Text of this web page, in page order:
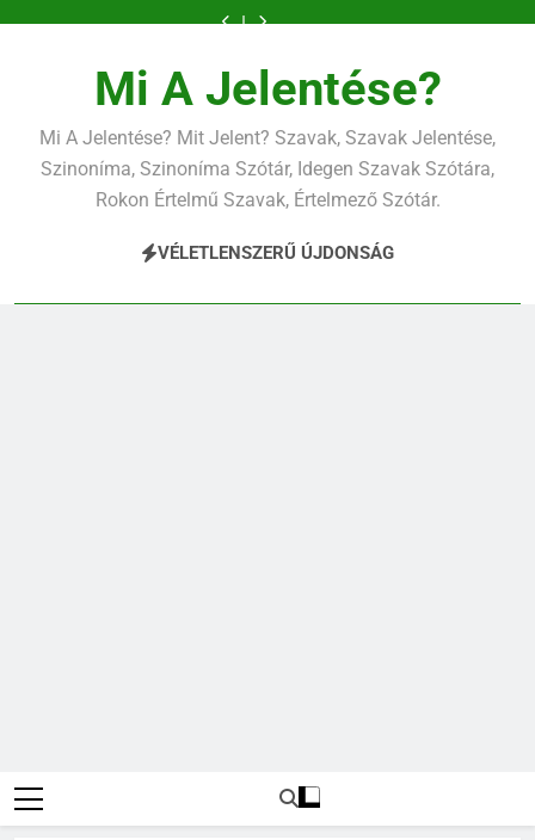
Mi A Jelentése?
Mi A Jelentése? Mit Jelent? Szavak, Szavak Jelentése,
Szinoníma, Szinoníma Szótár, Idegen Szavak Szótára,